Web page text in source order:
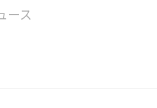
ース